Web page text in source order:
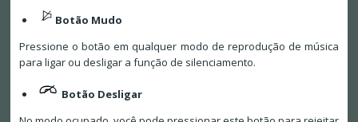
Botão Mudo
Pressione o botão em qualquer modo de reprodução de música
para ligar ou desligar a função de silenciamento.
Botão Desligar